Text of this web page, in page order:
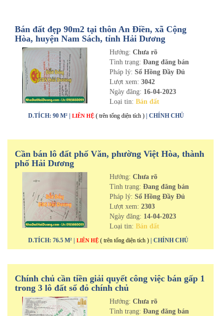
Bán đất đẹp 90m2 tại thôn An Điền, xã Cộng
Hòa, huyện Nam Sách, tỉnh Hải Dương
Hướng: Chưa rõ
Tình trạng: Đang đăng bán
Pháp lý: Sổ Hồng Đầy Đủ
Lượt xem: 3042
Ngày đăng: 16-04-2023
Loại tin: Bán đất
D.TÍCH: 90 M² | LIÊN HỆ ( trên tổng diện tích ) | CHÍNH CHỦ
Cần bán lô đất phố Văn, phường Việt Hòa, thành
phố Hải Dương
Hướng: Chưa rõ
Tình trạng: Đang đăng bán
Pháp lý: Sổ Hồng Đầy Đủ
Lượt xem: 2303
Ngày đăng: 14-04-2023
Loại tin: Bán đất
D.TÍCH: 76.5 M² | LIÊN HỆ ( trên tổng diện tích ) | CHÍNH CHỦ
Chính chủ cần tiền giải quyết công việc bán gấp 1
trong 3 lô đất sổ đỏ chính chủ
Hướng: Chưa rõ
Tình trạng: Đang đăng bán